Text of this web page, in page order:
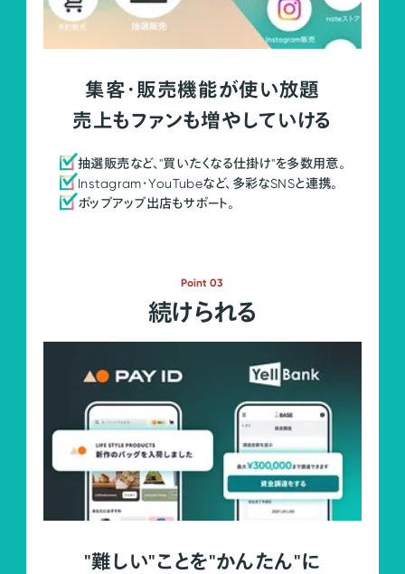
集客・販売機能が使い放題
売上もファンも増やしていける
抽選販売など、"買いたくなる仕掛け"を多数用意。
Instagram・YouTubeなど、多彩なSNSと連携。
ポップアップ出店もサポート。
Point 03
続けられる
"難しい"ことを"かんたん"に